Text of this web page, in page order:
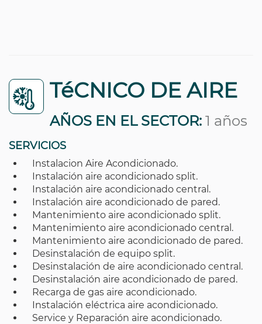
TéCNICO DE AIRE
AÑOS EN EL SECTOR: 1 años
SERVICIOS
Instalacion Aire Acondicionado.
Instalación aire acondicionado split.
Instalación aire acondicionado central.
Instalación aire acondicionado de pared.
Mantenimiento aire acondicionado split.
Mantenimiento aire acondicionado central.
Mantenimiento aire acondicionado de pared.
Desinstalación de equipo split.
Desinstalación de aire acondicionado central.
Desinstalación aire acondicionado de pared.
Recarga de gas aire acondicionado.
Instalación eléctrica aire acondicionado.
Service y Reparación aire acondicionado.